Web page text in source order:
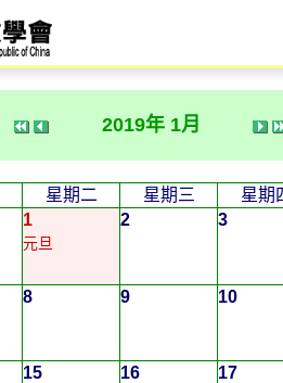
2019年 1月
星期二 星期三
星期
1
元旦
2 3
8 9 10
15 16 17